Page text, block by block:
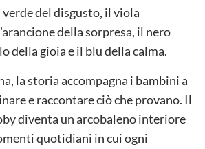
verde del disgusto, il viola
della sorpresa, il nero
della gioia e il blu della calma.
la storia accompagna i bambini a
e raccontare ciò che provano. Il
diventa un arcobaleno interiore
quotidiani in cui ogni